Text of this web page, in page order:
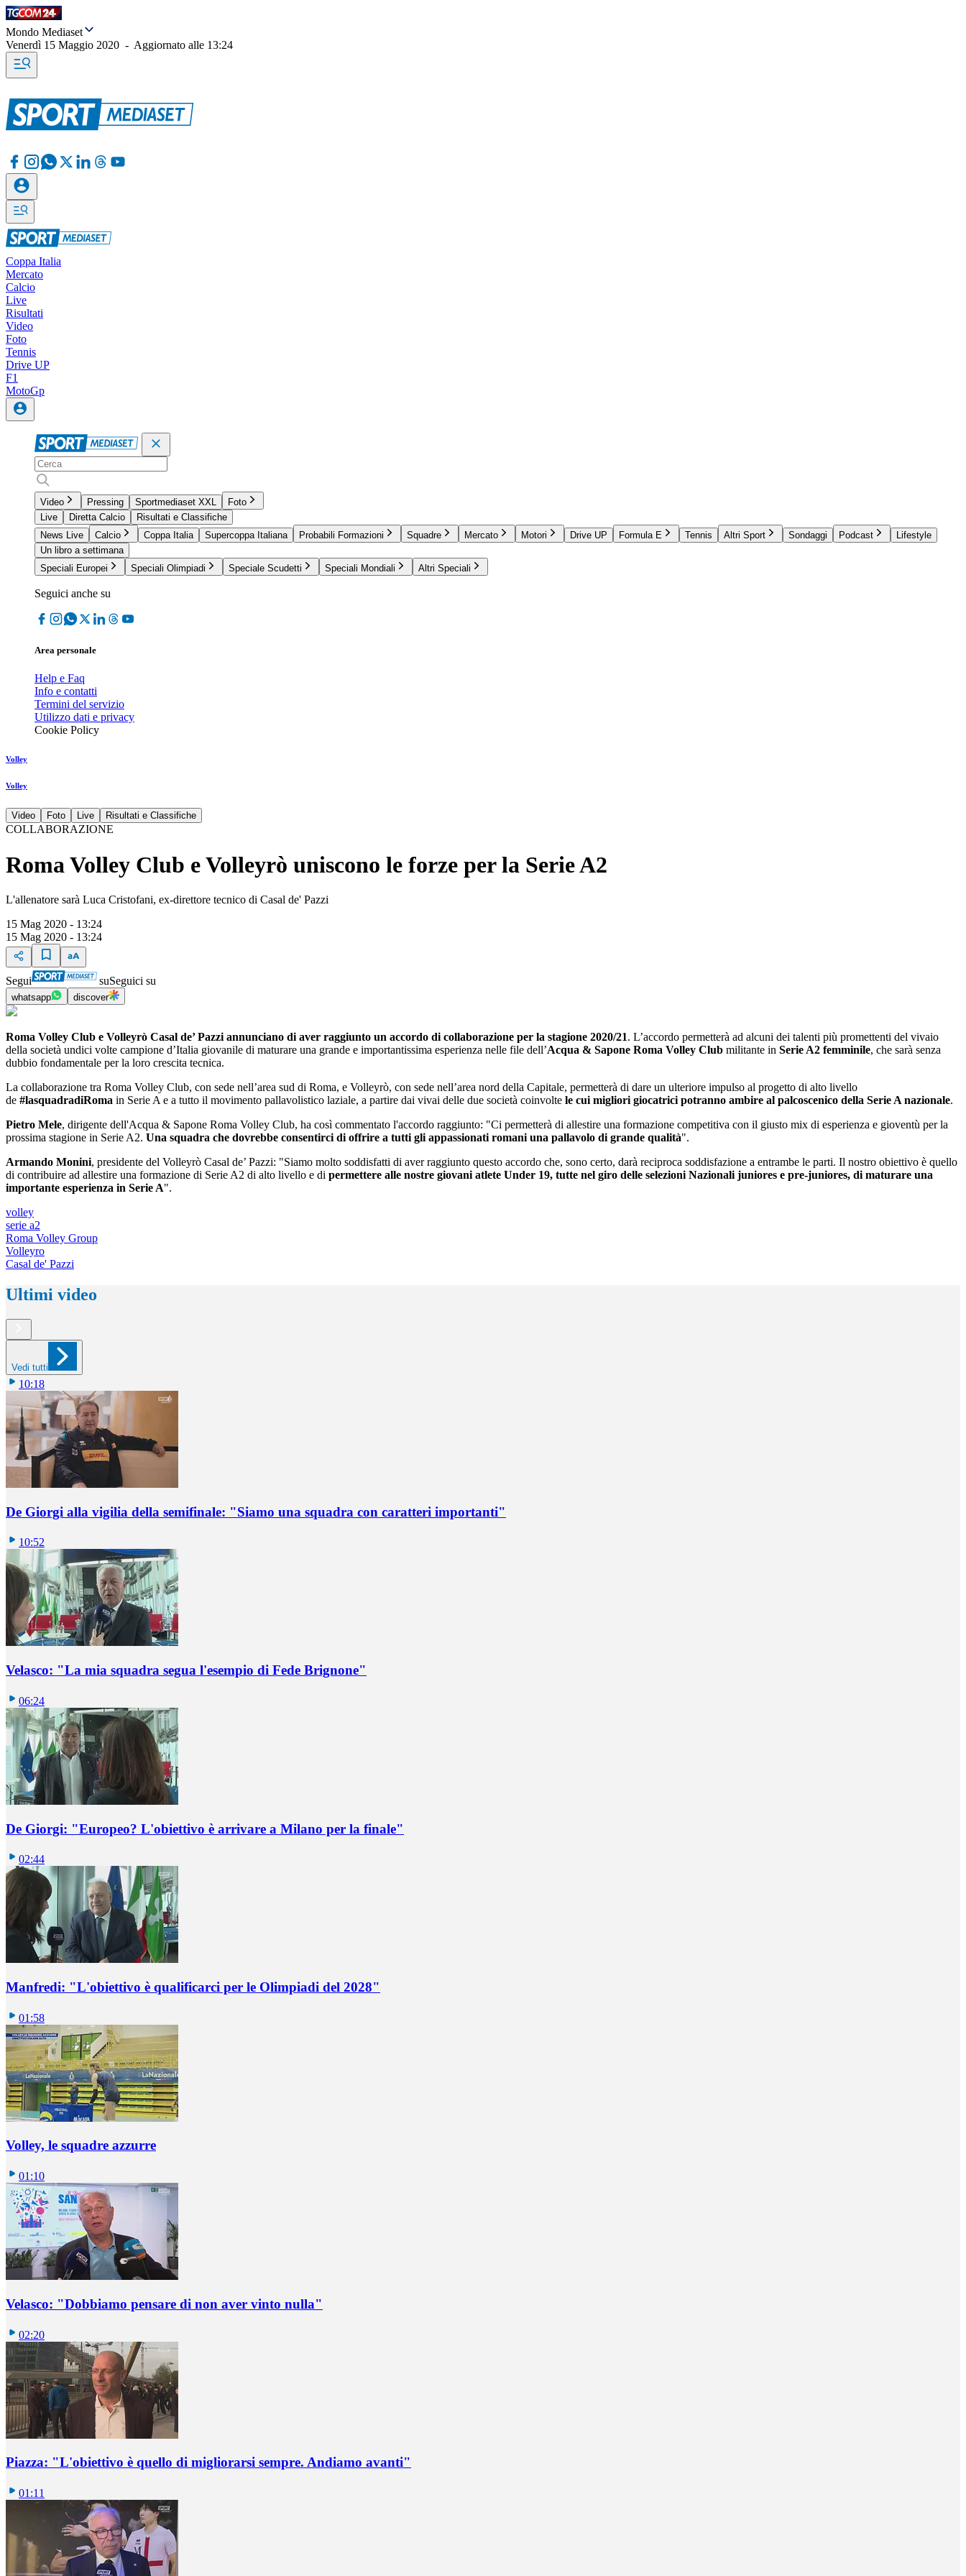
Mondo Mediaset
Venerdì 15 Maggio 2020 - Aggiornato alle 13:24
Coppa Italia
Mercato
Calcio
Live
Risultati
Video
Foto
Tennis
Drive UP
F1
MotoGp
Video Pressing Sportmediaset XXL
Foto
Live
Diretta Calcio
Risultati e Classifiche
News Live
Calcio Coppa Italia Supercoppa Italiana Probabili Formazioni Squadre Mercato Motori Drive UP Formula E Tennis Altri Sport Sondaggi Podcast
Lifestyle
Un libro a settimana
Speciali Europei
Speciali Olimpiadi Speciale Scudetti Speciali Mondiali Altri Speciali
Seguici anche su
Area personale
Help e Faq
Info e contatti
Termini del servizio
Utilizzo dati e privacy
Cookie Policy
Volley
Volley
Video Foto Live Risultati e Classifiche
COLLABORAZIONE
Roma Volley Club e Volleyrò uniscono le forze per la Serie A2
L'allenatore sarà Luca Cristofani, ex-direttore tecnico di Casal de' Pazzi
15 Mag 2020 - 13:24
15 Mag 2020 - 13:24
Segui suSeguici su
whatsapp discover
Roma Volley Club e Volleyrò Casal de’ Pazzi annunciano di aver raggiunto un accordo di collaborazione per la stagione 2020/21. L’accordo permetterà ad alcuni dei talenti più promettenti del vivaio
della società undici volte campione d’Italia giovanile di maturare una grande e importantissima esperienza nelle file dell’Acqua & Sapone Roma Volley Club militante in Serie A2 femminile, che sarà senza
dubbio fondamentale per la loro crescita tecnica.
La collaborazione tra Roma Volley Club, con sede nell’area sud di Roma, e Volleyrò, con sede nell’area nord della Capitale, permetterà di dare un ulteriore impulso al progetto di alto livello
de #lasquadradiRoma in Serie A e a tutto il movimento pallavolistico laziale, a partire dai vivai delle due società coinvolte le cui migliori giocatrici potranno ambire al palcoscenico della Serie A nazionale.
Pietro Mele, dirigente dell'Acqua & Sapone Roma Volley Club, ha così commentato l'accordo raggiunto: "Ci permetterà di allestire una formazione competitiva con il giusto mix di esperienza e gioventù per la
prossima stagione in Serie A2. Una squadra che dovrebbe consentirci di offrire a tutti gli appassionati romani una pallavolo di grande qualità".
Armando Monini, presidente del Volleyrò Casal de’ Pazzi: "Siamo molto soddisfatti di aver raggiunto questo accordo che, sono certo, darà reciproca soddisfazione a entrambe le parti. Il nostro obiettivo è quello
di contribuire ad allestire una formazione di Serie A2 di alto livello e di permettere alle nostre giovani atlete Under 19, tutte nel giro delle selezioni Nazionali juniores e pre-juniores, di maturare una
importante esperienza in Serie A".
volley
serie a2
Roma Volley Group
Volleyro
Casal de' Pazzi
Ultimi video
Vedi tutti
10:18
De Giorgi alla vigilia della semifinale: "Siamo una squadra con caratteri importanti"
10:52
Velasco: "La mia squadra segua l'esempio di Fede Brignone"
06:24
De Giorgi: "Europeo? L'obiettivo è arrivare a Milano per la finale"
02:44
Manfredi: "L'obiettivo è qualificarci per le Olimpiadi del 2028"
01:58
Volley, le squadre azzurre
01:10
Velasco: "Dobbiamo pensare di non aver vinto nulla"
02:20
Piazza: "L'obiettivo è quello di migliorarsi sempre. Andiamo avanti"
01:11